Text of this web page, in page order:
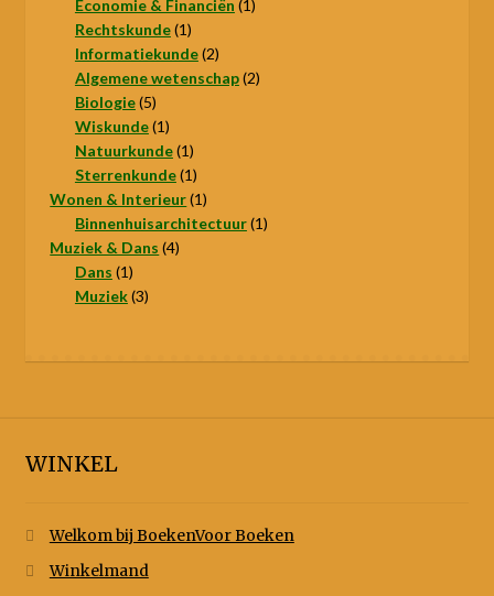
Economie & Financiën 1
Rechtskunde 11
product
Informatiekunde 22
producten
Algemene wetenschap 22
Biologie 55
producten
Wiskunde 11
product
Natuurkunde 11
product
Sterrenkunde 11
product
Wonen & Interieur 11
product
Binnenhuisarchitectuur 11
Muziek & Dans 44
Dans 11
product
Muziek 33
WINKEL
Welkom bij BoekenVoor Boeken
Winkelmand